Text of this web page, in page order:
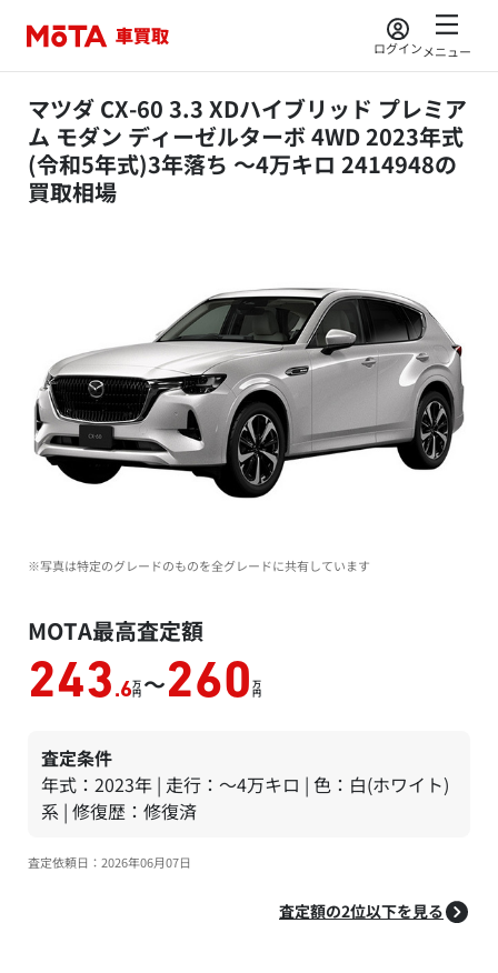
ログインメニュー
マツダ CX-60 3.3 XDハイブリッド プレミア
ム モダン ディーゼルターボ 4WD 2023年式
(令和5年式)3年落ち ～4万キロ 2414948の
買取相場
※写真は特定のグレードのものを全グレードに共有しています
MOTA最高査定額
243 .6万
円 ～260 万
円
査定条件
年式：2023年 | 走行：～4万キロ | 色：白(ホワイト)
系 | 修復歴：修復済
査定依頼日：2026年06月07日
査定額の2位以下を見る